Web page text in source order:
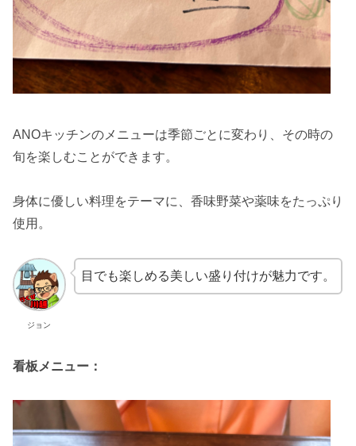
ANOキッチンのメニューは季節ごとに変わり、その時の
旬を楽しむことができます。
身体に優しい料理をテーマに、香味野菜や薬味をたっぷり
使用。
ジョン
目でも楽しめる美しい盛り付けが魅力です。
看板メニュー：